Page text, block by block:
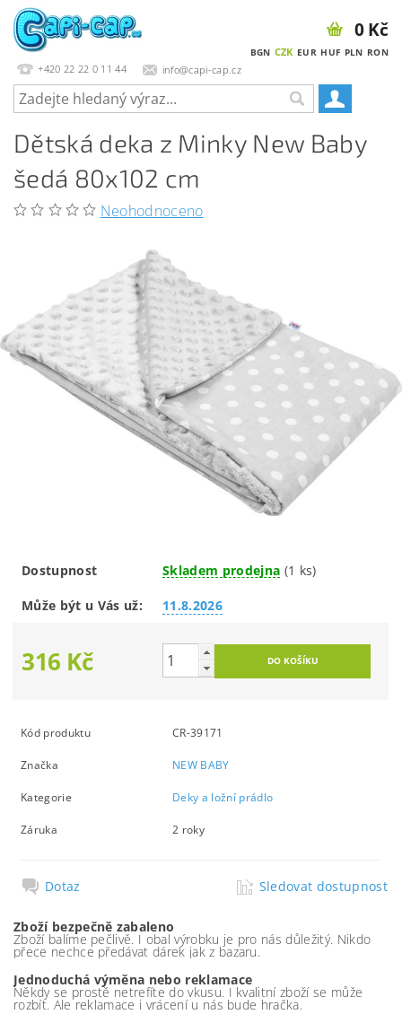
+420 22 22 0 11 44 info@capi-cap.cz
BGN CZK EUR HUF PLN RON
0 Kč
Dětská deka z Minky New Baby
šedá 80x102 cm
Neohodnoceno
Dostupnost Skladem prodejna (1 ks)
Může být u Vás už: 11.8.2026
316 Kč
Kód produktu CR-39171
Značka NEW BABY
Kategorie Deky a ložní prádlo
Záruka 2 roky
Dotaz Sledovat dostupnost
Zboží bezpečně zabaleno
Zboží balíme pečlivě. I obal výrobku je pro nás důležitý. Nikdo
přece nechce předávat dárek jak z bazaru.
Jednoduchá výměna nebo reklamace
Někdy se prostě netrefíte do vkusu. I kvalitní zboží se může
rozbít. Ale reklamace i vrácení u nás bude hračka.